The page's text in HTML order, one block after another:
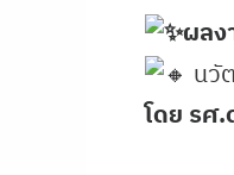
ผลง
นวั
โดย รศ